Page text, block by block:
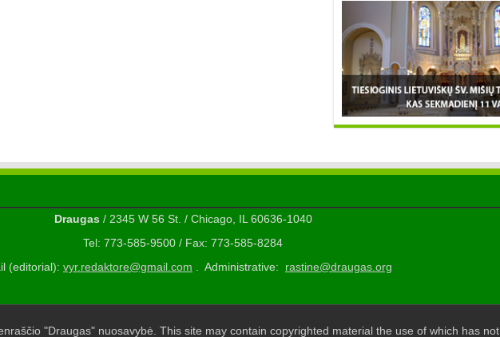
Draugas/ 2345 W 56 St. / Chicago, IL 60636-1040
Tel: 773-585-9500 / Fax: 773-585-8284
(editorial): vyr.redaktore@gmail.com . Administrative: rastine@draugas.org
"Draugas" nuosavybė. This site may contain copyrighted material the use of which has